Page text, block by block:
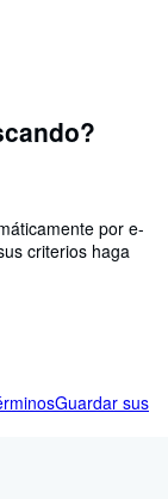
por e-
criterios haga
Guardar sus